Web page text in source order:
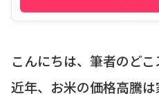
こんにちは、筆者のどこ
近年、お米の価格高騰